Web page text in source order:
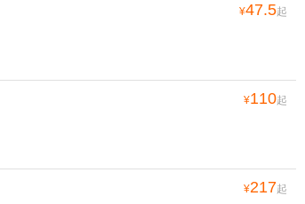
¥47.5起
¥110起
¥217起